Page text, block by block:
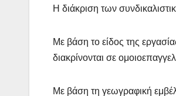
Η διάκριση των
Με βάση το είδος της
διακρίνονται σε
Με βάση τη γεωγραφική